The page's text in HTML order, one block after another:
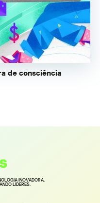
de consciência
INOVADORA.
LÍDERES.